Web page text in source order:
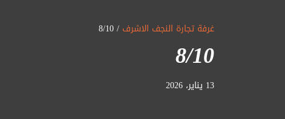
غرفة تجارة النجف الاشرف / 8/10
8/10
13 يناير، 2026